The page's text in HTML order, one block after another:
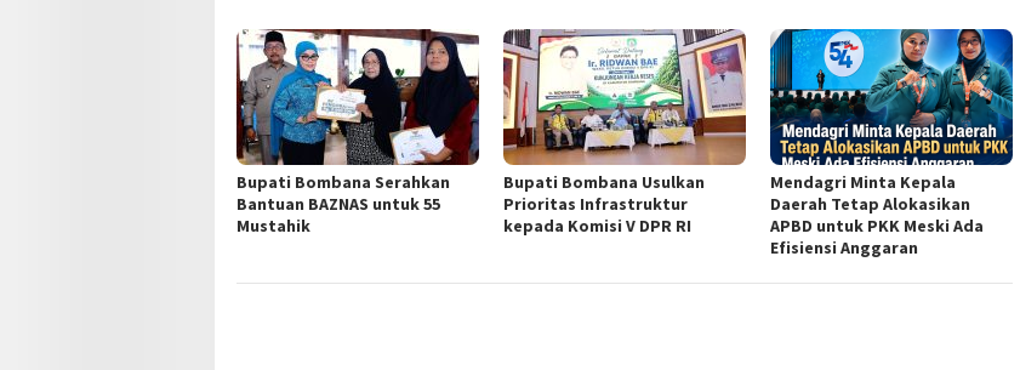
Bupati Bombana Serahkan
Bantuan BAZNAS untuk 55
Mustahik
Bupati Bombana Usulkan
Prioritas Infrastruktur
kepada Komisi V DPR RI
Mendagri Minta Kepala
Daerah Tetap Alokasikan
APBD untuk PKK Meski Ada
Efisiensi Anggaran